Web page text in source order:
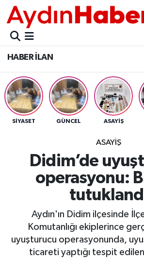
HABER İLAN
SİYASET GÜNCEL ASAYİŞ
ASAYİŞ
Didim’de
operasyonu:
Aydın'ın Didim ilçesinde
Komutanlığı ekiplerince
uyuşturucu operasyonunda,
ticareti yaptığı tespit
GÜNCEL
POLİTİKA
BELEDİYELER
ASAYİŞ
BÜLTEN
ÇEVRE
DIŞ
DÜNYA
Aydın Nöbetçi Eczaneler
Aydın Hava Durumu
Aydin Namaz Vakitleri
Aydın Trafik Yoğunluk Haritası
Tüm Manşetler
Son Dakika Haberleri
Haber Arşivi